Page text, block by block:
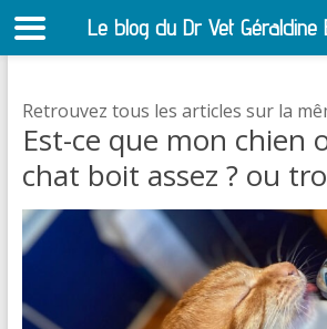
Retrouvez tous les articles sur la
Est-ce que mon chien
chat boit assez ? ou
Le blog du Dr Vet Géraldine